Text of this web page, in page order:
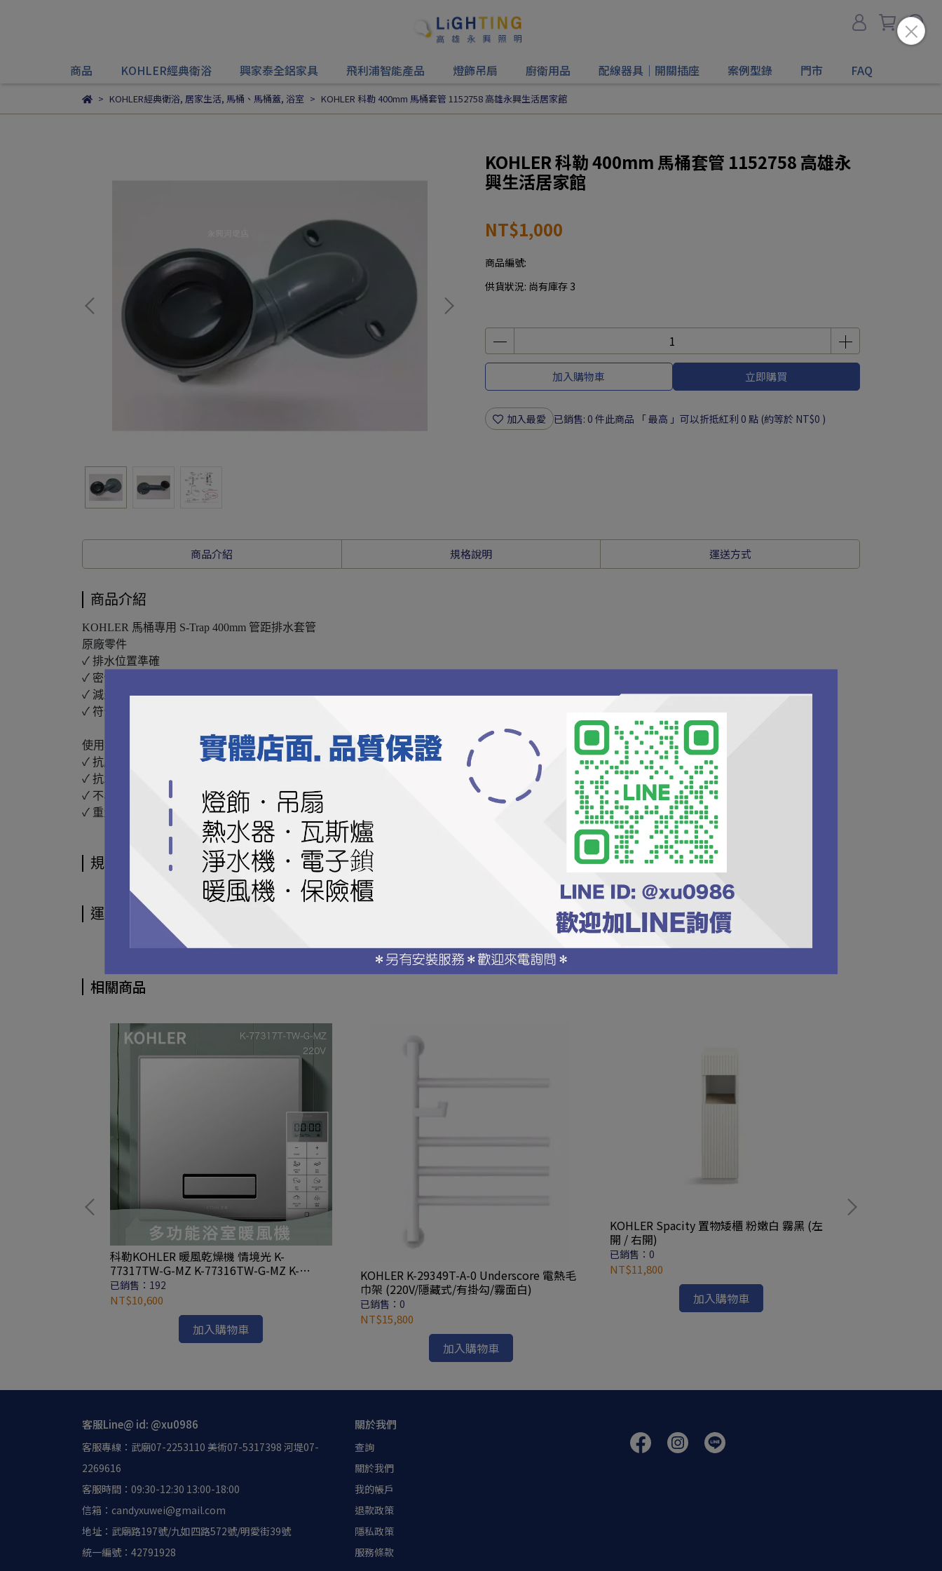
商品 KOHLER經典衛浴 興家泰全鋁家具 飛利浦智能產品 燈飾吊扇 廚衛用品 配線器具｜開關插座 案例型錄 門市 FAQ
KOHLER經典衛浴, 居家生活, 馬桶、馬桶蓋, 浴室 KOHLER 科勒 400mm 馬桶套管 1152758 高雄永興生活居家館
KOHLER 科勒 400mm 馬桶套管 1152758 高雄永
興生活居家館
NT$1,000
商品編號:
供貨狀況: 尚有庫存 3
加入購物車 立即購買
加入最愛 已銷售: 0 件此商品 「 最高 」可以折抵紅利 0 點 (約等於 NT$0 )
商品介紹 規格說明 運送方式
商品介紹
KOHLER 馬桶專用 S-Trap 400mm 管距排水套管
原廠零件
✓ 排水位置準確
✓ 密合度良好
✓ 減少漏水風險
✓ 符合原廠標準彎度與流量
使用高分子塑膠材質製作：
✓ 抗腐蝕
✓ 抗水垢
✓ 不易因熱漲冷縮變形
✓ 重量輕、安裝方便
規格說明
運送方式
相關商品
科勒KOHLER 暖風乾燥機 情境光 K-
77317TW-G-MZ K-77316TW-G-MZ K-
77315TW-G-MZ 浴室暖風機
已銷售：192
NT$10,600
加入購物車
KOHLER K-29349T-A-0 Underscore 電熱毛
巾架 (220V/隱藏式/有掛勾/霧面白)
已銷售：0
NT$15,800
加入購物車
KOHLER Spacity 置物矮櫃 粉嫩白 霧黑 (左
開 / 右開)
已銷售：0
NT$11,800
加入購物車
客服Line@ id: @xu0986
客服專線：武廟07-2253110 美術07-5317398 河堤07-
2269616
客服時間：09:30-12:30 13:00-18:00
信箱：candyxuwei@gmail.com
地址：武廟路197號/九如四路572號/明愛街39號
統一編號：42791928
關於我們
查詢
關於我們
我的帳戶
退款政策
隱私政策
服務條款